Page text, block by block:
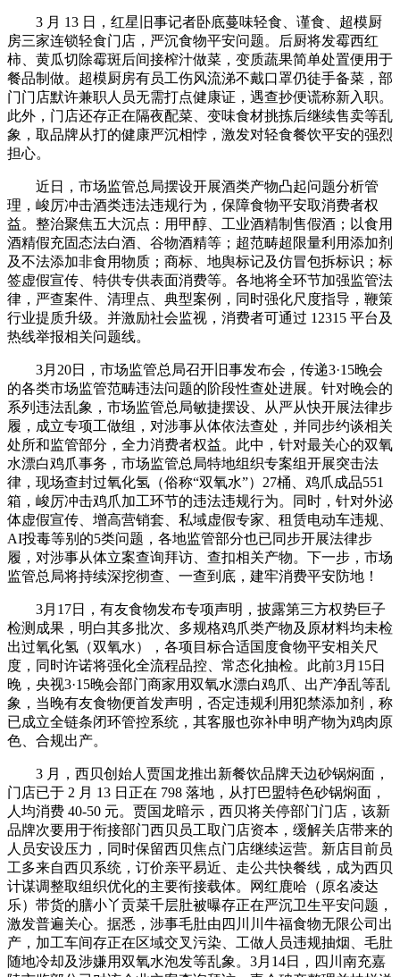
3 月 13 日，红星旧事记者卧底蔓味轻食、谨食、超模厨
房三家连锁轻食门店，严沉食物平安问题。后厨将发霉西红
柿、黄瓜切除霉斑后间接榨汁做菜，变质蔬果简单处置便用于
餐品制做。超模厨房有员工伤风流涕不戴口罩仍徒手备菜，部
门门店默许兼职人员无需打点健康证，遇查抄便谎称新入职。
此外，门店还存正在隔夜配菜、变味食材挑拣后继续售卖等乱
象，取品牌从打的健康严沉相悖，激发对轻食餐饮平安的强烈
担心。
近日，市场监管总局摆设开展酒类产物凸起问题分析管
理，峻厉冲击酒类违法违规行为，保障食物平安取消费者权
益。整治聚焦五大沉点：用甲醇、工业酒精制售假酒；以食用
酒精假充固态法白酒、谷物酒精等；超范畴超限量利用添加剂
及不法添加非食用物质；商标、地舆标记及仿冒包拆标识；标
签虚假宣传、特供专供表面消费等。各地将全环节加强监管法
律，严查案件、清理点、典型案例，同时强化尺度指导，鞭策
行业提质升级。并激励社会监视，消费者可通过 12315 平台及
热线举报相关问题线。
3月20日，市场监管总局召开旧事发布会，传递3·15晚会
的各类市场监管范畴违法问题的阶段性查处进展。针对晚会的
系列违法乱象，市场监管总局敏捷摆设、从严从快开展法律步
履，成立专项工做组，对涉事从体依法查处，并同步约谈相关
处所和监管部分，全力消费者权益。此中，针对最关心的双氧
水漂白鸡爪事务，市场监管总局特地组织专案组开展突击法
律，现场查封过氧化氢（俗称“双氧水”）27桶、鸡爪成品551
箱，峻厉冲击鸡爪加工环节的违法违规行为。同时，针对外泌
体虚假宣传、增高营销套、私域虚假专家、租赁电动车违规、
AI投毒等别的5类问题，各地监管部分也已同步开展法律步
履，对涉事从体立案查询拜访、查扣相关产物。下一步，市场
监管总局将持续深挖彻查、一查到底，建牢消费平安防地！
3月17日，有友食物发布专项声明，披露第三方权势巨子
检测成果，明白其多批次、多规格鸡爪类产物及原材料均未检
出过氧化氢（双氧水），各项目标合适国度食物平安相关尺
度，同时许诺将强化全流程品控、常态化抽检。此前3月15日
晚，央视3·15晚会部门商家用双氧水漂白鸡爪、出产净乱等乱
象，当晚有友食物便首发声明，否定违规利用犯禁添加剂，称
已成立全链条闭环管控系统，其客服也弥补申明产物为鸡肉原
色、合规出产。
3 月，西贝创始人贾国龙推出新餐饮品牌天边砂锅焖面，
门店已于 2 月 13 日正在 798 落地，从打巴盟特色砂锅焖面，
人均消费 40-50 元。贾国龙暗示，西贝将关停部门门店，该新
品牌次要用于衔接部门西贝员工取门店资本，缓解关店带来的
人员安设压力，同时保留西贝焦点门店继续运营。新店目前员
工多来自西贝系统，订价亲平易近、走公共快餐线，成为西贝
计谋调整取组织优化的主要衔接载体。网红鹿哈（原名凌达
乐）带货的膳小丫贡菜千层肚被曝存正在严沉卫生平安问题，
激发普遍关心。据悉，涉事毛肚由四川川牛福食物无限公司出
产，加工车间存正在区域交叉污染、工做人员违规抽烟、毛肚
随地冷却及涉嫌用双氧水泡发等乱象。3月14日，四川南充嘉